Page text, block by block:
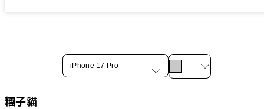
iPhone 17 Pro
糰子貓